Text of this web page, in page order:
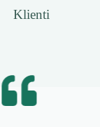
Klienti